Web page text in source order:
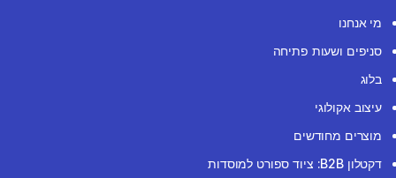
מי אנחנו
סניפים ושעות פתיחה
בלוג
עיצוב אקולוגי
מוצרים מחודשים
דקטלון B2B: ציוד ספורט למוסדות